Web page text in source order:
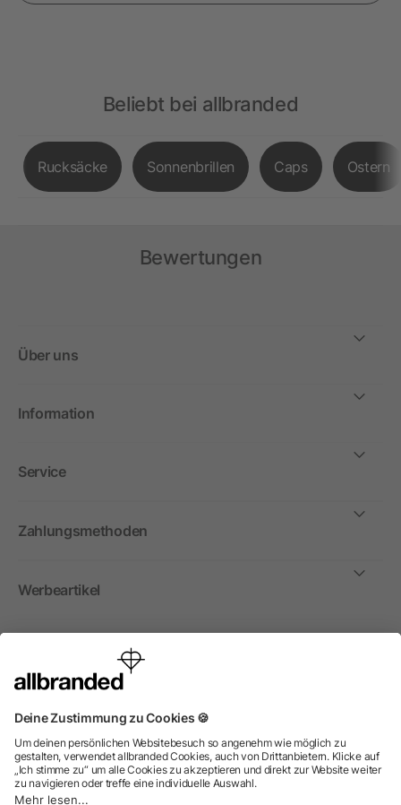
Beliebt bei allbranded
Rucksäcke Sonnenbrillen Caps Ostern
Bewertungen
Über uns
Information
Service
Zahlungsmethoden
Werbeartikel
International